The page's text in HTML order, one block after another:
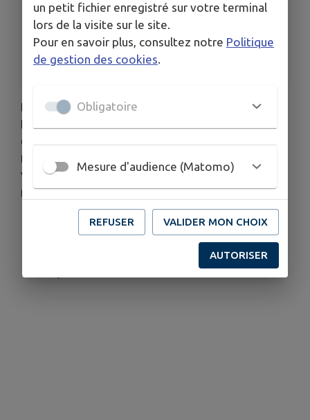
HORAIRES
8 h à 18 h
TARIFS
3 € le ml
L'association des Amis de Baincthun organise une
Questinghen,
tarif 3 € le ml, inscriptions en mairie.
Vous trouverez le bulletin d'inscription à
télécharger en pièce jointe ci-dessous.
Télécharger la pièce jointe
Publié par La commune de Baincthun
un petit fichier enregistré sur votre terminal
lors de la visite sur le site.
Pour en savoir plus, consultez notre Politique
de gestion des cookies
Obligatoire
Mesure d'audience (Matomo)
REFUSER VALIDER MON CHOIX
AUTORISER